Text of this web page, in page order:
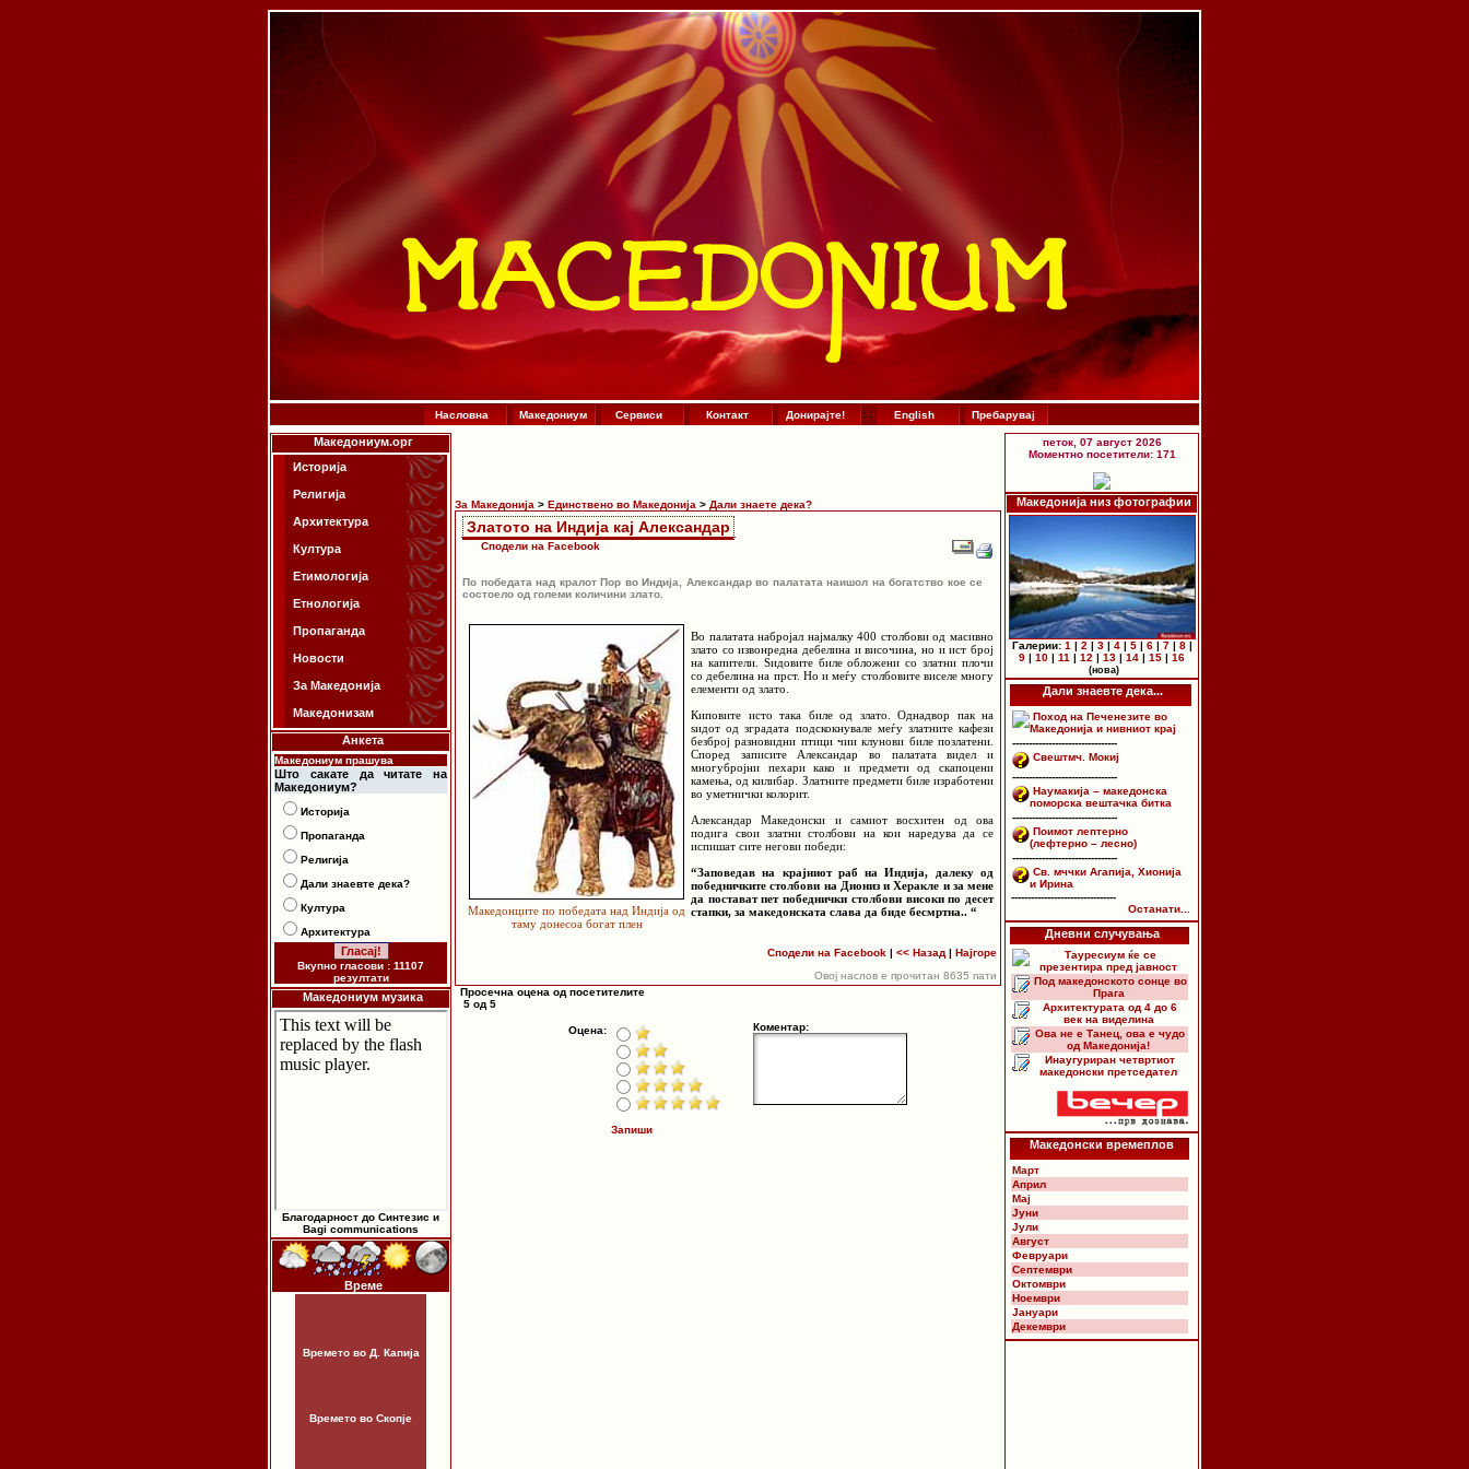
Насловна Македониум Сервиси Контакт Донирајте! :. : English Пребарувај
Македониум.орг
Историја
Религија
Архитектура
Култура
Етимологија
Етнологија
Пропаганда
Новости
За Македонија
Македонизам
Анкета
Македониум прашува
Што сакате да читате на
Македониум?
Историја
Пропаганда
Религија
Дали знаевте дека?
Култура
Архитектура
Вкупно гласови : 11107
резултати
Македониум музика
Благодарност до Синтезис и
Bagi communications
Време
Времето во Д. Капија
Времето во Скопје
За Македонија > Единствено во Македонија > Дали знаете дека?
Златото на Индија кај Александар
Сподели на Facebook
По победата над кралот Пор во Индија, Александар во палатата наишол на богатство кое се
состоело од големи количини злато.
Македонците по победата над Индија од
таму донесоа богат плен
Во палатата набројал најмалку 400 столбови од масивно
злато со извонредна дебелина и височина, но и ист број
на капители. Ѕидовите биле обложени со златни плочи
со дебелина на прст. Но и меѓу столбовите виселе многу
елементи од злато.
Киповите исто така биле од злато. Однадвор пак на
ѕидот од зградата подскокнувале меѓу златните кафези
безброј разновидни птици чии клунови биле позлатени.
Според записите Александар во палатата видел и
многубројни пехари како и предмети од скапоцени
камења, од килибар. Златните предмети биле изработени
во уметнички колорит.
Александар Македонски и самиот восхитен од ова
подига свои златни столбови на кои наредува да се
испишат сите негови победи:
“Заповедав на крајниот раб на Индија, далеку од
победничките столбови на Диониз и Херакле и за мене
да постават пет победнички столбови високи по десет
стапки, за македонската слава да биде бесмртна.. “
Сподели на Facebook | << Назад | Најгоре
Овој наслов е прочитан 8635 пати
Просечна оцена од посетителите
5 од 5
Оцена:
Запиши
Коментар:
петок, 07 август 2026
Моментно посетители: 171
Македонија низ фотографии
Галерии: 1| 2| 3| 4| 5| 6| 7| 8|
9 | 10 | 11 | 12 | 13 | 14 | 15 | 16
(нова)
Дали знаевте дека...
Поход на Печенезите во
Македонија и нивниот крај
--------------------------------
Свештмч. Мокиј
--------------------------------
Наумакија – македонска
поморска вештачка битка
--------------------------------
Поимот лептерно
(лефтерно – лесно)
--------------------------------
Св. мччки Агапија, Хионија
и Ирина
--------------------------------
Останати...
Дневни случувања
Тауресиум ќе се
презентира пред јавност
Под македонското сонце во
Прага
Архитектурата од 4 до 6
век на виделина
Ова не е Танец, ова е чудо
од Македонија!
Инаугуриран четвртиот
македонски претседател
Македонски времеплов
Март
Април
Мај
Јуни
Јули
Август
Февруари
Септември
Октомври
Ноември
Јануари
Декември